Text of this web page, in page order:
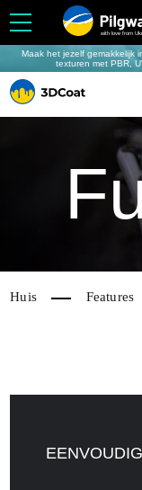
with love from
Maak het jezelf gemakkelijk
texturen met PBR,
Huis Features